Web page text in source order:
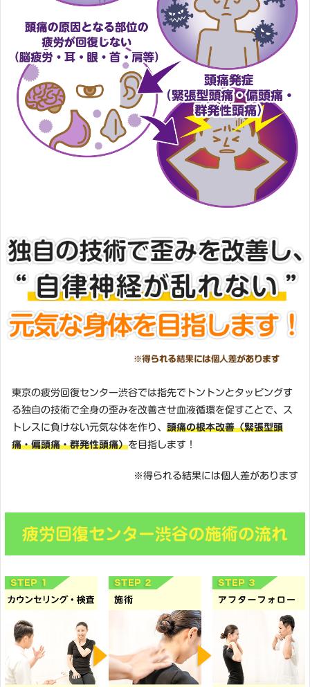
東京の疲労回復センター渋谷では指先でトントンとタッピングす
る独自の技術で全身の歪みを改善させ血液循環を促すことで、ス
トレスに負けない元気な体を作り、 頭痛の根本改善（緊張型頭
痛・偏頭痛・群発性頭痛）を目指します！
※得られる結果には個人差があります
疲労回復センター渋谷の施術の流れ